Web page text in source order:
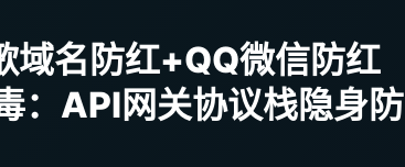
名防红+QQ微信防红
：API网关协议栈隐身防